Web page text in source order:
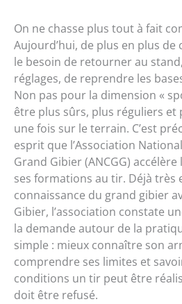
On ne chasse plus tout à fait
Aujourd’hui, de plus en plus
le besoin de retourner au
réglages, de reprendre les
Non pas pour la dimension «
être plus sûrs, plus réguliers et
une fois sur le terrain. C’est
esprit que l’Association
Grand Gibier (ANCGG)
ses formations au tir. Déjà très
connaissance du grand gibier
Gibier, l’association constate
la demande autour de la
simple : mieux connaître son
comprendre ses limites et
conditions un tir peut être
doit être refusé.